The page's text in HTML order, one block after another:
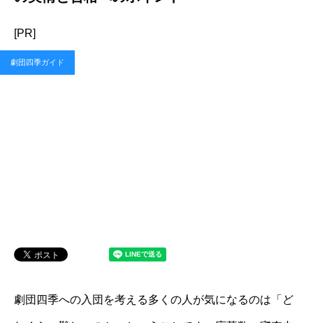
[PR]
劇団四季ガイド
劇団四季への入団を考える多くの人が気になるのは「ど